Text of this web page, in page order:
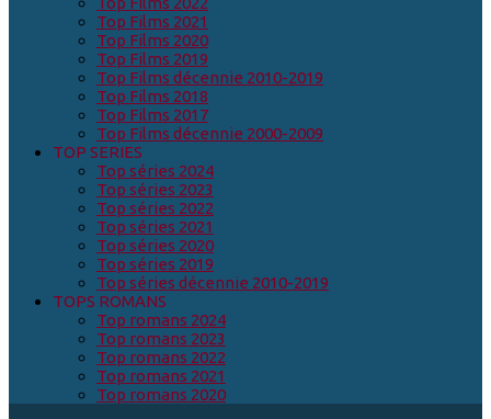
Top Films 2021
Top Films 2020
Top Films 2019
Top Films décennie 2010-2019
Top Films 2018
Top Films 2017
Top Films décennie 2000-2009
TOP SERIES
Top séries 2024
Top séries 2023
Top séries 2022
Top séries 2021
Top séries 2020
Top séries 2019
Top séries décennie 2010-2019
TOPS ROMANS
Top romans 2024
Top romans 2023
Top romans 2022
Top romans 2021
Top romans 2020